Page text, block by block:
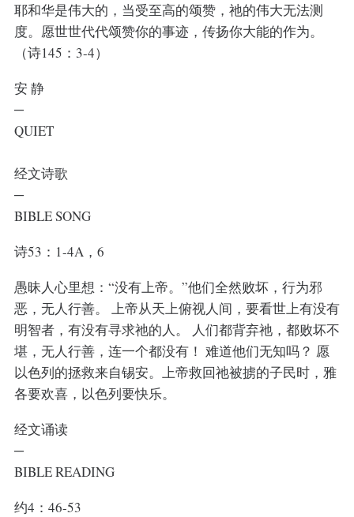
耶和华是伟大的，当受至高的颂赞，祂的伟大无法测
度。愿世世代代颂赞你的事迹，传扬你大能的作为。
（诗145：3-4）
安 静
─
QUIET
经文诗歌
─
BIBLE SONG
诗53：1-4A，6
愚昧人心里想：“没有上帝。”他们全然败坏，行为邪
恶，无人行善。 上帝从天上俯视人间，要看世上有没有
明智者，有没有寻求祂的人。 人们都背弃祂，都败坏不
堪，无人行善，连一个都没有！ 难道他们无知吗？ 愿
以色列的拯救来自锡安。上帝救回祂被掳的子民时，雅
各要欢喜，以色列要快乐。
经文诵读
─
BIBLE READING
约4：46-53